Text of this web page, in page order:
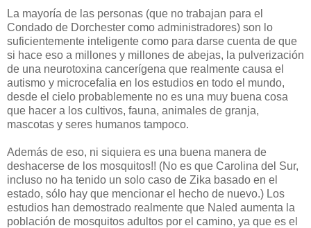
La mayoría de las personas (que no trabajan para el
Condado de Dorchester como administradores) son lo
suficientemente inteligente como para darse cuenta de que
si hace eso a millones y millones de abejas, la pulverización
de una neurotoxina cancerígena que realmente causa el
autismo y microcefalia en los estudios en todo el mundo,
desde el cielo probablemente no es una muy buena cosa
que hacer a los cultivos, fauna, animales de granja,
mascotas y seres humanos tampoco.
Además de eso, ni siquiera es una buena manera de
deshacerse de los mosquitos!! (No es que Carolina del Sur,
incluso no ha tenido un solo caso de Zika basado en el
estado, sólo hay que mencionar el hecho de nuevo.) Los
estudios han demostrado realmente que Naled aumenta la
población de mosquitos adultos por el camino, ya que es el